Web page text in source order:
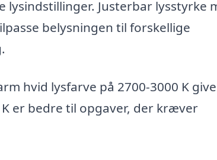
Justerbar lysstyrke
belysningen til forskellige
hvid lysfarve på 2700-3000 K
er bedre til opgaver, der kræver